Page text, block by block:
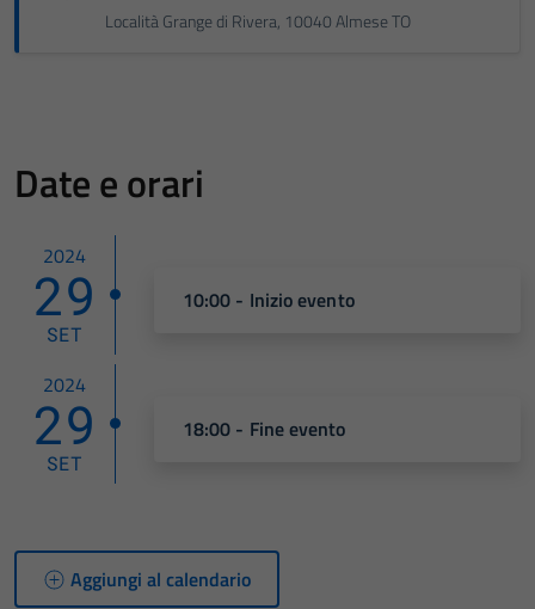
Località Grange di Rivera, 10040 Almese TO
Date e orari
2024
29
SET
10:00 - Inizio evento
2024
29
SET
18:00 - Fine evento
Aggiungi al calendario